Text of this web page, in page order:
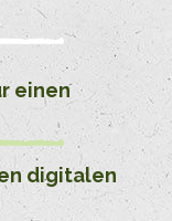
einen
digitalen